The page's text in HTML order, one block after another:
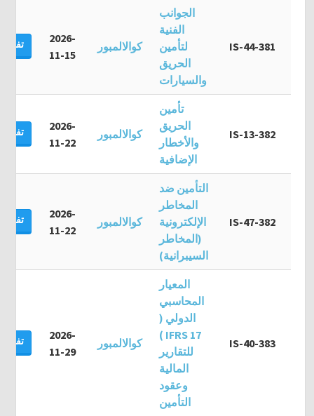
IS-44-381
الجوانب
الفنية
لتأمين
الحريق
والسيارات
كوالالمبور
2026-
11-15
IS-13-382
تأمين
الحريق
والأخطار
الإضافية
كوالالمبور
2026-
11-22
IS-47-382
التأمين ضد
المخاطر
الإلكترونية
(المخاطر
السيبرانية)
كوالالمبور
2026-
11-22
IS-40-383
المعيار
المحاسبي
الدولي (
IFRS 17 )
للتقارير
المالية
وعقود
التأمين
كوالالمبور
2026-
11-29